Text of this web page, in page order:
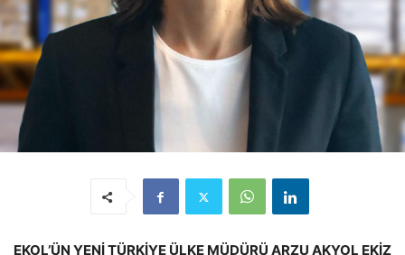
EKOL’ÜN YENİ TÜRKİYE ÜLKE MÜDÜRÜ ARZU AKYOL EKİZ